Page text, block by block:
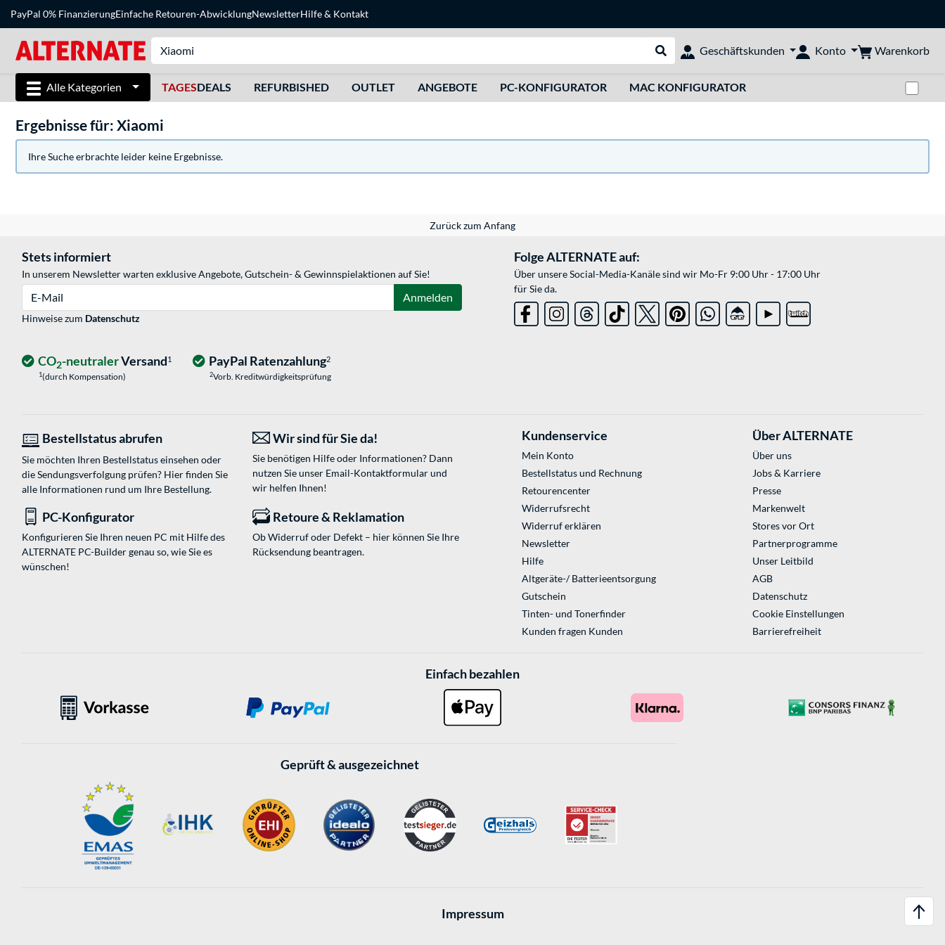
PayPal 0% FinanzierungEinfache Retouren-AbwicklungNewsletterHilfe& Kontakt
Suche durchführen
Geschäftskunden Konto Warenkorb
Alle Kategorien TAGESDEALS REFURBISHED OUTLET ANGEBOTE PC-KONFIGURATOR MAC KONFIGURATOR
Ergebnisse für: Xiaomi
Ihre Suche erbrachte leider keine Ergebnisse.
Zurück zum Anfang
Stets informiert
In unserem Newsletter warten exklusive Angebote, Gutschein- & Gewinnspielaktionen auf Sie!
Anmelden
Hinweise zum Datenschutz
Folge ALTERNATE auf:
Über unsere Social-Media-Kanäle sind wir Mo-Fr 9:00 Uhr - 17:00 Uhr
für Sie da.
CO2-neutralerVersand1
1(durch Kompensation)
PayPal Ratenzahlung2
2Vorb. Kreditwürdigkeitsprüfung
Bestellstatus abrufen
Sie möchten Ihren Bestellstatus einsehen oder
die Sendungsverfolgung prüfen? Hier finden Sie
alle Informationen rund um Ihre Bestellung.
Wir sind für Sie da!
Sie benötigen Hilfe oder Informationen? Dann
nutzen Sie unser Email-Kontaktformularund
wir helfen Ihnen!
PC-Konfigurator
Konfigurieren Sie Ihren neuen PC mit Hilfe des
ALTERNATE PC-Builder genau so, wie Sie es
wünschen!
Retoure & Reklamation
Ob Widerruf oder Defekt – hier können Sie Ihre
Rücksendung beantragen.
Kundenservice
Mein Konto
Bestellstatus und Rechnung
Retourencenter
Widerrufsrecht
Widerruf erklären
Newsletter
Hilfe
Altgeräte-/ Batterieentsorgung
Gutschein
Tinten- und Tonerfinder
Kunden fragen Kunden
Über ALTERNATE
Über uns
Jobs & Karriere
Presse
Markenwelt
Stores vor Ort
Partnerprogramme
Unser Leitbild
AGB
Datenschutz
Cookie Einstellungen
Barrierefreiheit
Einfach bezahlen
Geprüft & ausgezeichnet
Impressum